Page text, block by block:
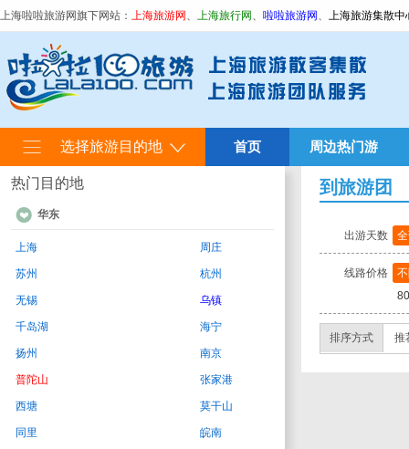
上海啦啦旅游网旗下网站： 上海旅游网 、 上海旅行网 、 啦啦旅游网 、 上海旅游集散中
选择旅游目的地 首页 周边热门游
热门目的地
华东
上海 周庄
苏州 杭州
无锡 乌镇
千岛湖 海宁
扬州 南京
普陀山 张家港
西塘 莫干山
同里 皖南
到旅游团
出游天数
线路价格
排序方式 推